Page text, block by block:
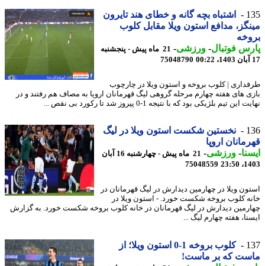
اشتباه بچه گانه و خطای هند تایرون
مدافع استون ویلا مقابل کلوب
فوتبال-ورزشی-
21 ماه پیش - پنجشنبه
75048790
| کلوب بروخه و استون ویلا در چارچوب
های هفته چهارم مرحله گروهی لیگ قهرمانان اروپا به مصاف هم رفتند و در
تیم بلژیکی بود که با نتیجه 1-0 پیروز شد تا رکورد بی نقص ...
نخستین شکست استون ویلا در لیگ
اروپا
-ورزشی-
21 ماه پیش - چهارشنبه 16 آبان
75048559
ویلا در چهارمین دیدارش در لیگ قهرمانان در
کلوب بروخه شکست خورد. - استون ویلا در
دیدارش در لیگ قهرمانان در خانه کلوب بروخه شکست خورد. به گزارش
هفته چهارم لیگ ...
کلوب بروخه 1-0 استون ویلا؛ از
که بر ماست!